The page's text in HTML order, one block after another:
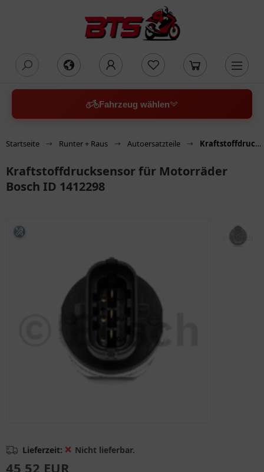
Fahrzeug wählen
Startseite Runter + Raus Autoersatzteile Kraftstoffdrucksensor für Motorräder Bosch ID 1412298
Kraftstoffdrucksensor für Motorräder
Bosch ID 1412298
Lieferzeit: ❌ Nicht lieferbar.
45,52 EUR